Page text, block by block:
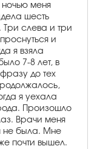
ночью меня
шесть
слева и три
и
я взяла
7-8 лет, в
до тех
я уехала
Произошло
Врачи меня
не была. Мне
почти вышел.